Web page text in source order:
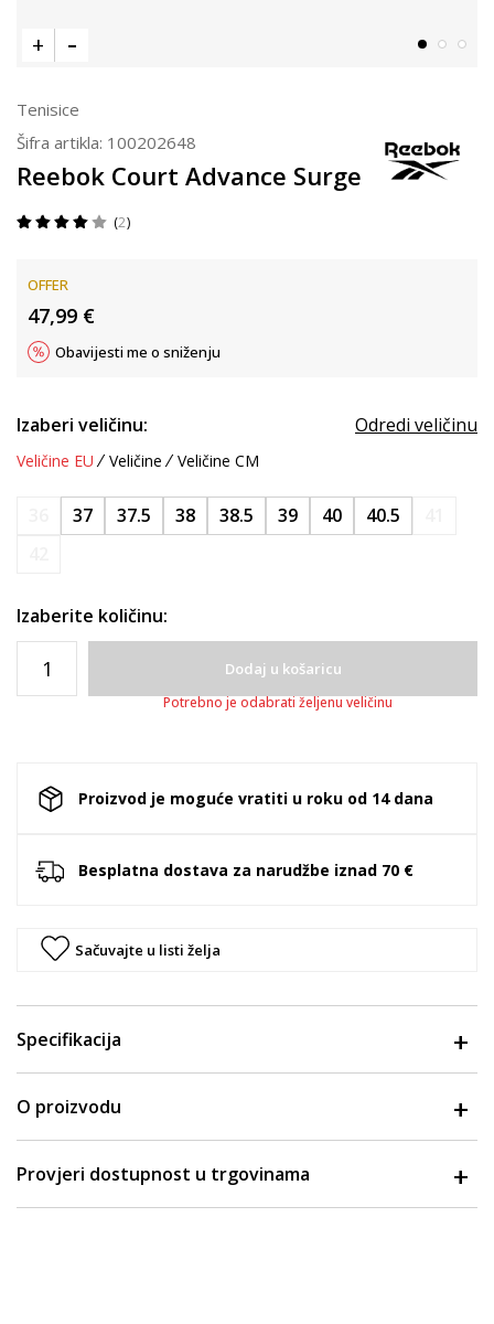
Tenisice
Šifra artikla: 100202648
Reebok Court Advance Surge
2
OFFER
47,99 €
Obavijesti me o sniženju
Izaberi veličinu: Odredi veličinu
Veličine EU Veličine Veličine CM
37 37.5 38 38.5 39 40 40.5
Izaberite količinu:
Dodaj u košaricu
Potrebno je odabrati željenu veličinu
Proizvod je moguće vratiti u roku od 14 dana
Besplatna dostava za narudžbe iznad 70 €
Sačuvajte u listi želja
Specifikacija
O proizvodu
Provjeri dostupnost u trgovinama